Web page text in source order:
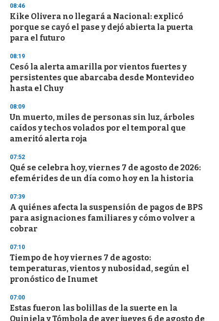
s
e
c
o
n
d
08:46
Kike Olivera no llegará a Nacional: explicó
porque se cayó el pase y dejó abierta la puerta
para el futuro
08:19
Cesó la alerta amarilla por vientos fuertes y
persistentes que abarcaba desde Montevideo
hasta el Chuy
08:09
Un muerto, miles de personas sin luz, árboles
caídos y techos volados por el temporal que
ameritó alerta roja
07:52
Qué se celebra hoy, viernes 7 de agosto de 2026:
efemérides de un día como hoy en la historia
07:39
A quiénes afecta la suspensión de pagos de BPS
para asignaciones familiares y cómo volver a
cobrar
07:10
Tiempo de hoy viernes 7 de agosto:
temperaturas, vientos y nubosidad, según el
pronóstico de Inumet
07:00
Estas fueron las bolillas de la suerte en la
Quiniela y Tómbola de ayer jueves 6 de agosto de